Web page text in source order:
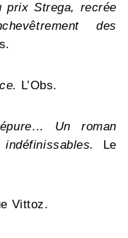
prix Strega, recrée
des
L’Obs.
Un roman
Le
Vittoz.